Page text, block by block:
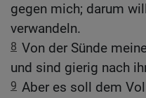
gegen mich; darum
verwandeln.
8 Von der Sünde
und sind gierig nach
9 Aber es soll dem